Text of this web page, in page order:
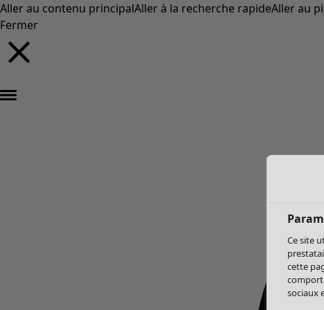
Aller au contenu principalAller à la recherche rapideAller au
Fermer
Ce site
cette
sociaux